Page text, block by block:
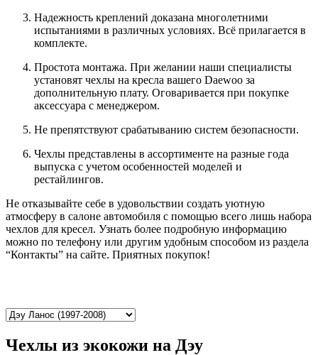
Надежность креплений доказана многолетними
испытаниями в различных условиях. Всё прилагается в
комплекте.
Простота монтажа. При желании наши специалисты
установят чехлы на кресла вашего Daewoo за
дополнительную плату. Оговаривается при покупке
аксессуара с менеджером.
Не препятствуют срабатыванию систем безопасности.
Чехлы представлены в ассортименте на разные года
выпуска с учетом особенностей моделей и
рестайлингов.
Не отказывайте себе в удовольствии создать уютную
атмосферу в салоне автомобиля с помощью всего лишь набора
чехлов для кресел. Узнать более подробную информацию
можно по телефону или другим удобным способом из раздела
“Контакты” на сайте. Приятных покупок!
Чехлы из экокожи на Дэу